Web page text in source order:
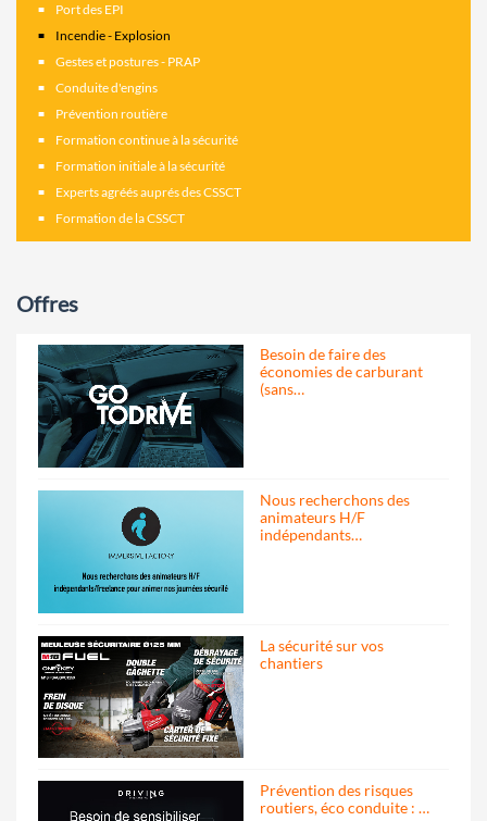
Port des EPI
Incendie - Explosion
Gestes et postures - PRAP
Conduite d'engins
Prévention routière
Formation continue à la sécurité
Formation initiale à la sécurité
Experts agréés auprés des CSSCT
Formation de la CSSCT
Offres
Besoin de faire des
économies de carburant
(sans…
Nous recherchons des
animateurs H/F
indépendants…
La sécurité sur vos
chantiers
Prévention des risques
routiers, éco conduite : …